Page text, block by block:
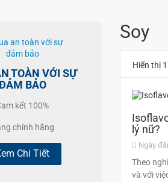
TOÀN VỚI SỰ
BẢO
kết 100%
chính hãng
Chi Tiết
Soy
Hiển thị
lý nữ?
Ngày
Theo
và với